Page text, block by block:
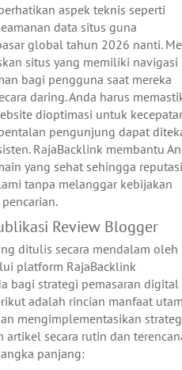
aspek teknis seperti
data situs guna
global tahun 2026 nanti.
situs yang memiliki navigasi
bagi pengguna saat mereka
daring. Anda harus
dioptimasi untuk
pengunjung dapat
RajaBacklink membantu
yang sehat sehingga reputasi
tanpa melanggar kebijakan
Review Blogger
ditulis secara mendalam oleh
platform RajaBacklink
bagi strategi pemasaran digital
adalah rincian manfaat
mengimplementasikan
secara rutin dan
panjang: